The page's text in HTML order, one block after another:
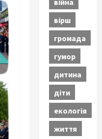
вірш
громада
гумор
дитина
діти
екологія
життя